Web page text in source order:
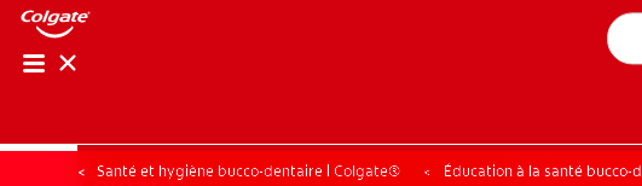
RECHERCHE DES
Santé et hygiène bucco-dentaire | Colgate® Éducation à la santé bucco-